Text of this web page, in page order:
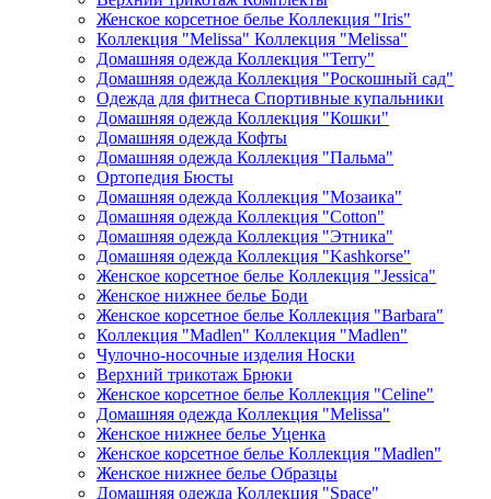
Женское корсетное белье Коллекция "Iris"
Коллекция "Melissa" Коллекция "Melissa"
Домашняя одежда Коллекция "Terry"
Домашняя одежда Коллекция "Роскошный сад"
Одежда для фитнеса Спортивные купальники
Домашняя одежда Коллекция "Кошки"
Домашняя одежда Кофты
Домашняя одежда Коллекция "Пальма"
Ортопедия Бюсты
Домашняя одежда Коллекция "Мозаика"
Домашняя одежда Коллекция "Cotton"
Домашняя одежда Коллекция "Этника"
Домашняя одежда Коллекция "Kashkorse"
Женское корсетное белье Коллекция "Jessica"
Женское нижнее белье Боди
Женское корсетное белье Коллекция "Barbara"
Коллекция "Madlen" Коллекция "Madlen"
Чулочно-носочные изделия Носки
Верхний трикотаж Брюки
Женское корсетное белье Коллекция "Celine"
Домашняя одежда Коллекция "Melissa"
Женское нижнее белье Уценка
Женское корсетное белье Коллекция "Madlen"
Женское нижнее белье Образцы
Домашняя одежда Коллекция "Space"